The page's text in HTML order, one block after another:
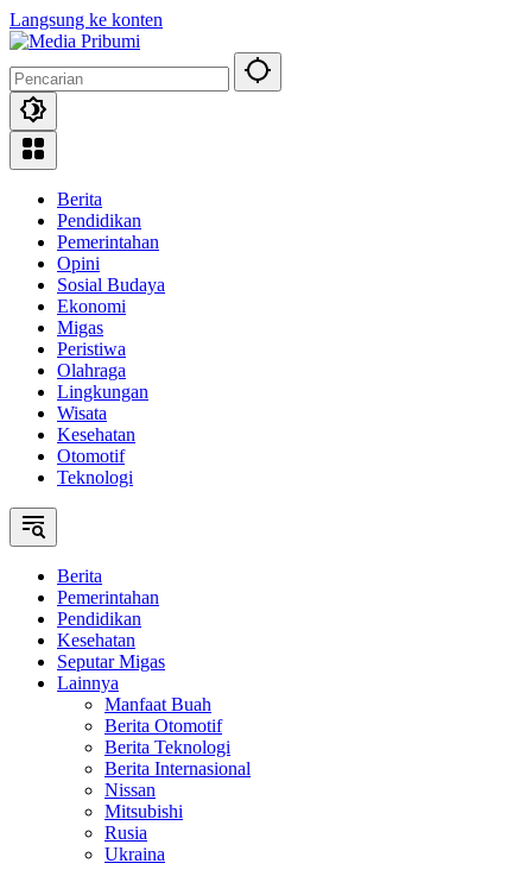
Langsung ke konten
Berita
Pendidikan
Pemerintahan
Opini
Sosial Budaya
Ekonomi
Migas
Peristiwa
Olahraga
Lingkungan
Wisata
Kesehatan
Otomotif
Teknologi
Berita
Pemerintahan
Pendidikan
Kesehatan
Seputar Migas
Lainnya
Manfaat Buah
Berita Otomotif
Berita Teknologi
Berita Internasional
Nissan
Mitsubishi
Rusia
Ukraina